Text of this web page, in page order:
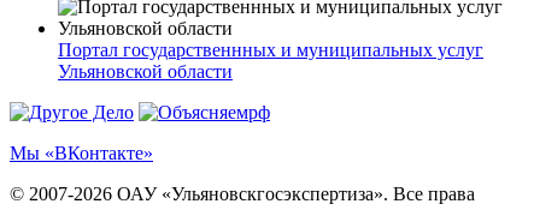
Портал государственнных и муниципальных услуг
Ульяновской области
Мы «ВКонтакте»
© 2007-2026 ОАУ «Ульяновскгосэкспертиза». Все права